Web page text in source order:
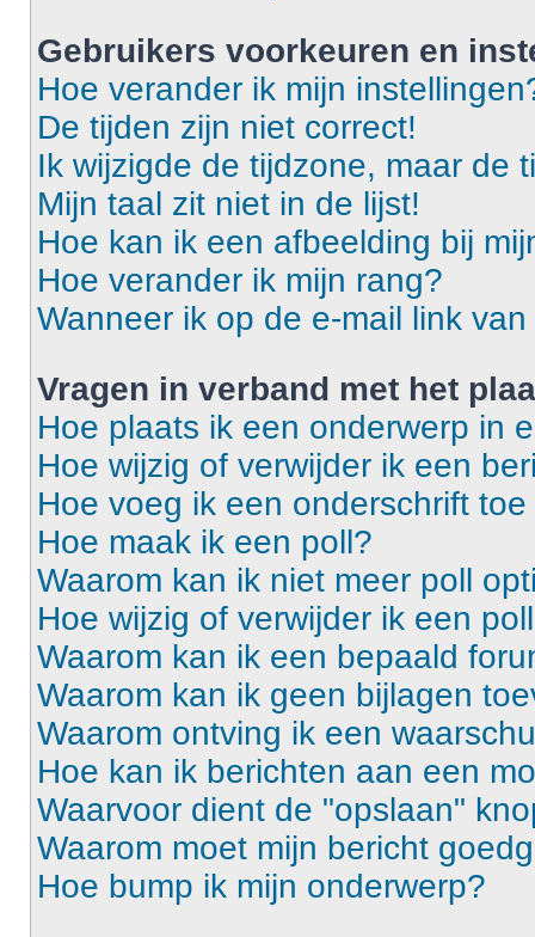
Gebruikers voorkeuren en
Hoe verander ik mijn
De tijden zijn niet correct!
Ik wijzigde de tijdzone, maar de
Mijn taal zit niet in de lijst!
Hoe kan ik een afbeelding bij
Hoe verander ik mijn rang?
Wanneer ik op de e-mail link
Vragen in verband met het
Hoe plaats ik een onderwerp in
Hoe wijzig of verwijder ik een
Hoe voeg ik een onderschrift
Hoe maak ik een poll?
Waarom kan ik niet meer poll
Hoe wijzig of verwijder ik een
Waarom kan ik een bepaald
Waarom kan ik geen bijlagen
Waarom ontving ik een
Hoe kan ik berichten aan een
Waarvoor dient de "opslaan"
Waarom moet mijn bericht
Hoe bump ik mijn onderwerp?